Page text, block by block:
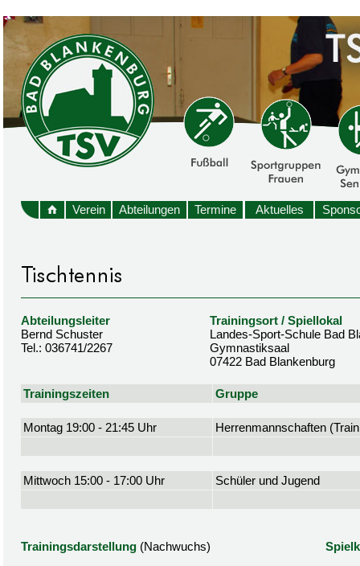
Verein Abteilungen Termine Aktuelles
Abteilungsleiter
Bernd Schuster
Tel.: 036741/2267
Trainingsort / Spiellokal
Landes-Sport-Schule Bad
Gymnastiksaal
07422 Bad Blankenburg
Trainingszeiten Gruppe
Montag 19:00 - 21:45 Uhr Herrenmannschaften
Mittwoch 15:00 - 17:00 Uhr Schüler und Jugend
Trainingsdarstellung (Nachwuchs)